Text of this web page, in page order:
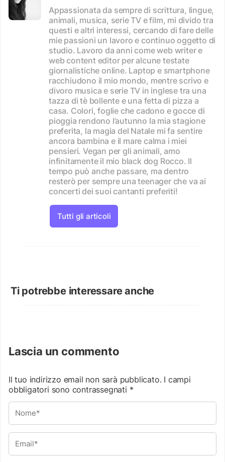
Appassionata da sempre di scrittura, lingue,
animali, musica, serie TV e film, mi divido tra
questi e altri interessi, cercando di fare delle
mie passioni un lavoro e continuo oggetto di
studio. Lavoro da anni come web writer e
web content editor per alcune testate
giornalistiche online. Laptop e smartphone
racchiudono il mio mondo, mentre scrivo e
divoro musica e serie TV in inglese tra una
tazza di tè bollente e una fetta di pizza a
casa. Colori, foglie che cadono e gocce di
pioggia rendono l’autunno la mia stagione
preferita, la magia del Natale mi fa sentire
ancora bambina e il mare calma i miei
pensieri. Vegan per gli animali, amo
infinitamente il mio black dog Rocco. Il
tempo può anche passare, ma dentro
resterò per sempre una teenager che va ai
concerti dei suoi cantanti preferiti!
Tutti gli articoli
Ti potrebbe interessare anche
Lascia un commento
Il tuo indirizzo email non sarà pubblicato. I campi
obbligatori sono contrassegnati *